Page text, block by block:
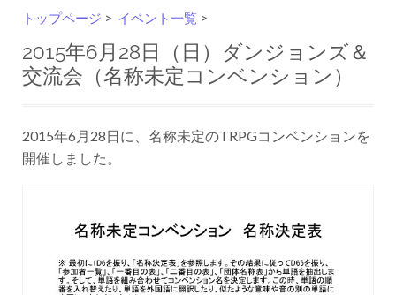
トップページ > イベント一覧 >
2015年6月28日（日）ダンジョンズ＆
交流会（名称未定コンベンション）
2015年6月28日に、名称未定のTRPGコンベンションを
開催しました。